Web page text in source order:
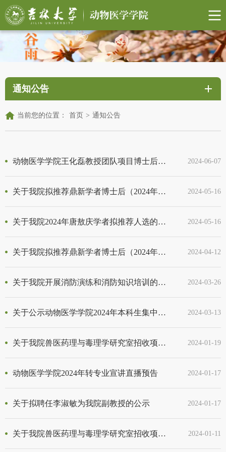
通知公告
当前您的位置： 首页 > 通知公告
动物医学学院王化磊教授团队项目博士后招聘启事 2024-06-07
关于我院拟推荐鼎新学者博士后（2024年第二批）的相关公示 2024-05-16
关于我院2024年唐敖庆学者拟推荐人选的相关公示 2024-05-16
关于我院拟推荐鼎新学者博士后（2024年第一批）的相关公示 2024-04-12
关于我院开展消防演练和消防知识培训的相关通知 2024-03-26
关于公示动物医学学院2024年本科生集中考核转专业拟录取名单的通知 2024-03-13
关于我院兽医药理与毒理学研究室招收项目博士后的相关公示 2024-01-19
动物医学学院2024年转专业宣讲直播预告 2024-01-17
关于拟聘任李淑敏为我院副教授的公示 2024-01-17
关于我院兽医药理与毒理学研究室招收项目博士后的通知 2024-01-11